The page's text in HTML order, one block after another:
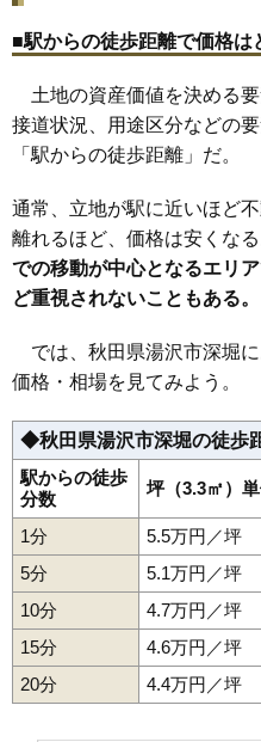
27 関口 3.3
28 御囲地町 3.3
29 山田 2.8
30 二井田
31 柳田 2.4
32 上院内 1.8
33 岩崎
34 成沢 1.8
36 森
38 横堀 1.4
39
40
41 三梨町
42 稲庭町 1.2
43 皆瀬 1.0
44 相川 0.9
45 駒形町 0.8
■駅からの徒歩距離で価格は
土地の資産価値を決める要
接道状況、用途区分などの
「駅からの徒歩距離」だ。
通常、立地が駅に近いほど
離れるほど、価格は安くなる
での移動が中心となるエリ
ど重視されないこともある。
では、秋田県湯沢市深堀
価格・相場を見てみよう。
◆秋田県湯沢市深堀の徒歩
駅からの徒歩
分数
坪（3.3㎡）
1分
5.5万円／坪
5分
5.1万円／坪
10分
4.7万円／坪
15分
4.6万円／坪
20分
4.4万円／坪